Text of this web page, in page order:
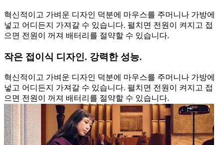
혁신적이고 가벼운 디자인 덕분에 마우스를 주머니나 가방에
넣고 어디든지 가져갈 수 있습니다. 펼치면 전원이 켜지고 접
으면 전원이 꺼져 배터리를 절약할 수 있습니다.
작은 접이식 디자인. 강력한 성능.
혁신적이고 가벼운 디자인 덕분에 마우스를 주머니나 가방에
넣고 어디든지 가져갈 수 있습니다. 펼치면 전원이 켜지고 접
으면 전원이 꺼져 배터리를 절약할 수 있습니다.